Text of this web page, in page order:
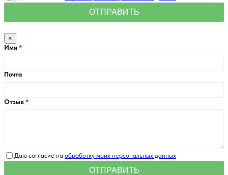
×
Имя
Почта
Отзыв
Даю согласие на обработку моих персональных данных